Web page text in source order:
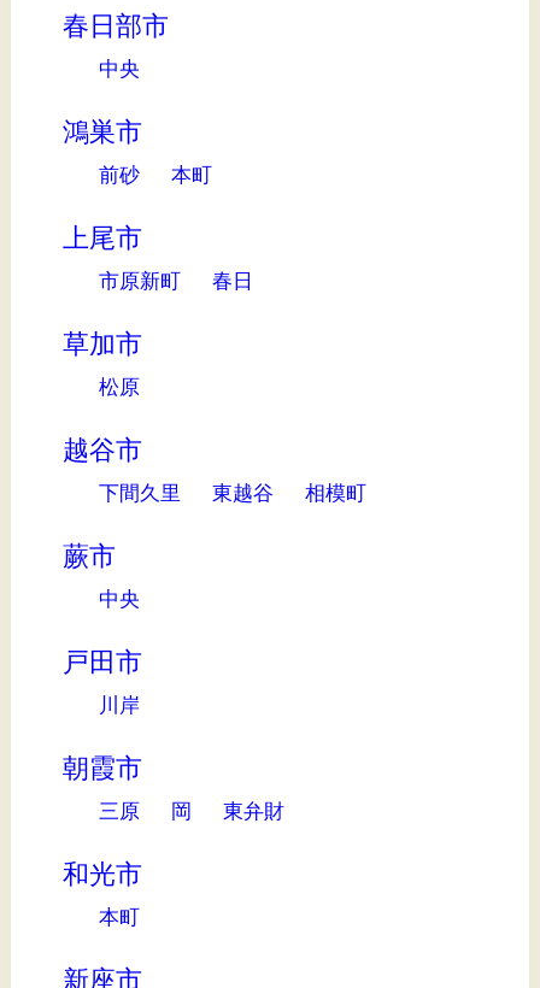
春日部市
中央
鴻巣市
前砂 本町
上尾市
市原新町 春日
草加市
松原
越谷市
下間久里 東越谷 相模町
蕨市
中央
戸田市
川岸
朝霞市
三原 岡 東弁財
和光市
本町
新座市